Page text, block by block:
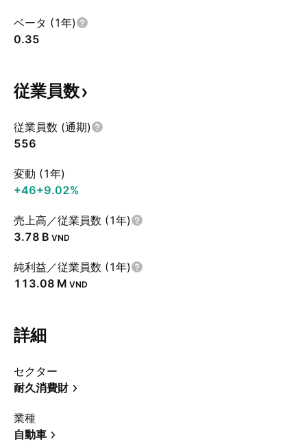
ベータ (1年)
0.35
従業員数
従業員数 (通期)
556
変動 (1年)
+46+9.02%
売上高／従業員数 (1年)
‪3.78 B‬ VND
純利益／従業員数 (1年)
‪113.08 M‬ VND
詳細
セクター
耐久消費財
業種
自動車